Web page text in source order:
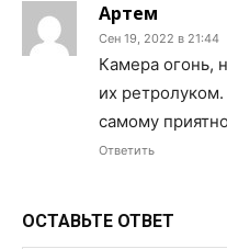
Артем
Сен 19, 2022 в 21:44
Камера огонь,
их
самому
Ответить
ОСТАВЬТЕ ОТВЕТ